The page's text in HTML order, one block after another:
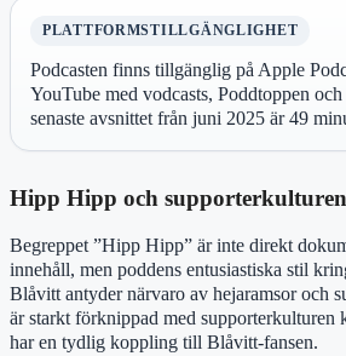
PLATTFORMSTILLGÄNGLIGHET
Podcasten finns tillgänglig på Apple
YouTube med vodcasts, Poddtoppen
senaste avsnittet från juni 2025 är 49
Hipp Hipp och supporterkulturen
Begreppet ”Hipp Hipp” är inte direkt
innehåll, men poddens entusiastiska stil
Blåvitt antyder närvaro av hejaramsor och
är starkt förknippad med
har en tydlig koppling till Blåvitt-fansen.